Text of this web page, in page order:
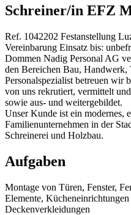
Schreiner/in EFZ
Ref. 1042202 Festanstellung
Vereinbarung Einsatz bis:
Dommen Nadig Personal AG
den Bereichen Bau,
Personalspezialist betreuen wir
von uns rekrutiert, vermittelt
sowie aus- und weitergebildet.
Unser Kunde ist ein modernes,
Familienunternehmen in der
Schreinerei und Holzbau.
Aufgaben
Montage von Türen, Fenster,
Elemente,
Deckenverkleidungen